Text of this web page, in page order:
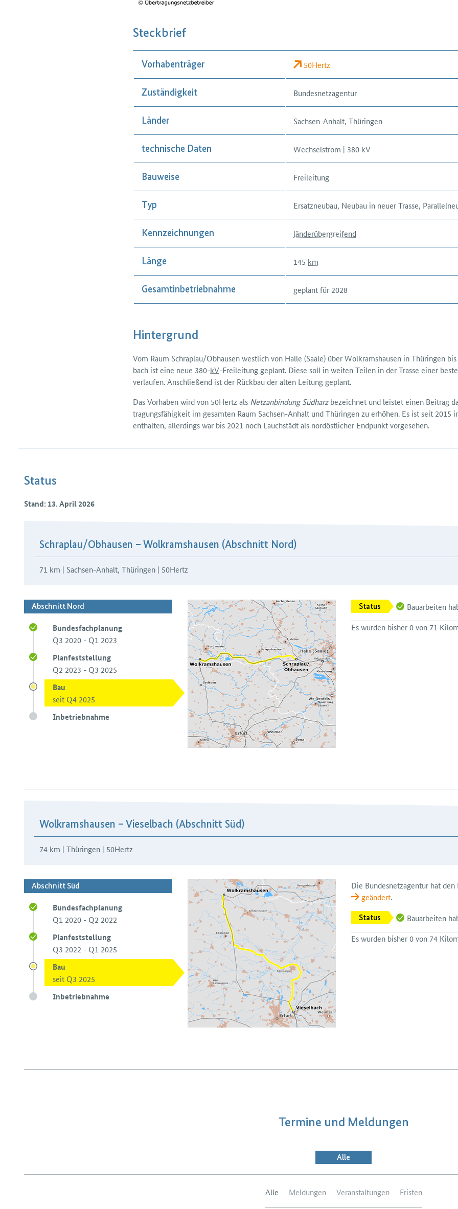
Steckbrief
Vorhabenträger 50Hertz
Zuständigkeit Bundesnetzagentur
Länder Sachsen-Anhalt, Thüringen
technische Daten Wechselstrom | 380 kV
Bauweise Freileitung
Typ Ersatzneubau, Neubau in neuer Trasse,
Kennzeichnungen länderübergreifend
Länge 145 km
Gesamtinbetriebnahme geplant für 2028
Hintergrund
Vom Raum Schraplau/Obhausen westlich von Halle (Saale) über Wolkrams­hausen in Thüringen
bach ist eine neue 380-kV-Frei­leitung geplant. Diese soll in weiten Teilen in der Trasse einer
verlaufen. Anschließend ist der Rück­bau der alten Leitung geplant.
Das Vorhaben wird von 50Hertz als Netz­anbindung Südharzbezeichnet und leistet einen Beitrag
tragungs­fähigkeit im gesamten Raum Sachsen-Anhalt und Thüringen zu erhöhen. Es ist seit 2015
enthalten, allerdings war bis 2021 noch Lauchstädt als nord­östlicher Endpunkt vorgesehen.
Status
Stand: 13. April 2026
Schraplau/Obhausen – Wolkramshausen (Abschnitt Nord)
71 km | Sachsen-Anhalt, Thüringen | 50Hertz
Abschnitt Nord
Bundesfachplanung
Q3 2020 - Q1 2023
Planfeststellung
Q2 2023 - Q3 2025
Bau
seit Q4 2025
Inbetriebnahme
Status
Bauarbeiten
Es wurden bisher 0 von 71
Wolkramshausen – Vieselbach (Abschnitt Süd)
74 km | Thüringen | 50Hertz
Abschnitt Süd
Bundesfachplanung
Q1 2020 - Q2 2022
Planfeststellung
Q3 2022 - Q1 2025
Bau
seit Q3 2025
Inbetriebnahme
Die Bundesnetzagentur hat
geändert.
Status
Bauarbeiten
Es wurden bisher 0 von 74
Termine und Meldungen
Alle
Alle Meldungen Veranstaltungen Fristen